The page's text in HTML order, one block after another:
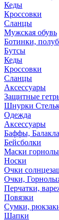
Кеды
Кроссовки
Сланцы
Мужская обувь
Ботинки,
Бутсы
Кеды
Кроссовки
Сланцы
Аксессуары
Защитные
Шнурки
Одежда
Аксессуары
Баффы,
Бейсболки
Маски
Носки
Очки
Очки,
Перчатки,
Повязки
Сумки,
Шапки